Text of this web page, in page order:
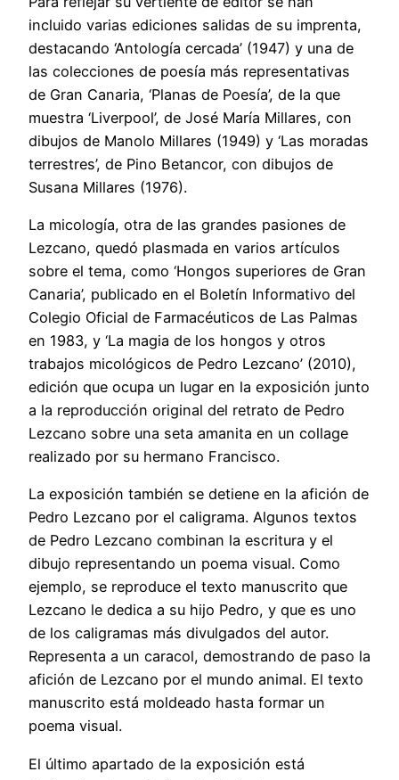
incluido varias ediciones salidas de su imprenta,
destacando ‘Antología cercada’ (1947) y una de
las colecciones de poesía más representativas
de Gran Canaria, ‘Planas de Poesía’, de la que
muestra ‘Liverpool’, de José María Millares, con
dibujos de Manolo Millares (1949) y ‘Las moradas
terrestres’, de Pino Betancor, con dibujos de
Susana Millares (1976).
La micología, otra de las grandes pasiones de
Lezcano, quedó plasmada en varios artículos
sobre el tema, como ‘Hongos superiores de Gran
Canaria’, publicado en el Boletín Informativo del
Colegio Oficial de Farmacéuticos de Las Palmas
en 1983, y ‘La magia de los hongos y otros
trabajos micológicos de Pedro Lezcano’ (2010),
edición que ocupa un lugar en la exposición junto
a la reproducción original del retrato de Pedro
Lezcano sobre una seta amanita en un collage
realizado por su hermano Francisco.
La exposición también se detiene en la afición de
Pedro Lezcano por el caligrama. Algunos textos
de Pedro Lezcano combinan la escritura y el
dibujo representando un poema visual. Como
ejemplo, se reproduce el texto manuscrito que
Lezcano le dedica a su hijo Pedro, y que es uno
de los caligramas más divulgados del autor.
Representa a un caracol, demostrando de paso la
afición de Lezcano por el mundo animal. El texto
manuscrito está moldeado hasta formar un
poema visual.
El último apartado de la exposición está